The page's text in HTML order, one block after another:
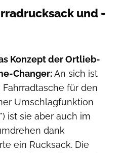
und -
Konzept der Ortlieb-
Changer:An sich ist
für den
Umschlagfunktion
ist sie aber auch im
dank
ein Rucksack. Die